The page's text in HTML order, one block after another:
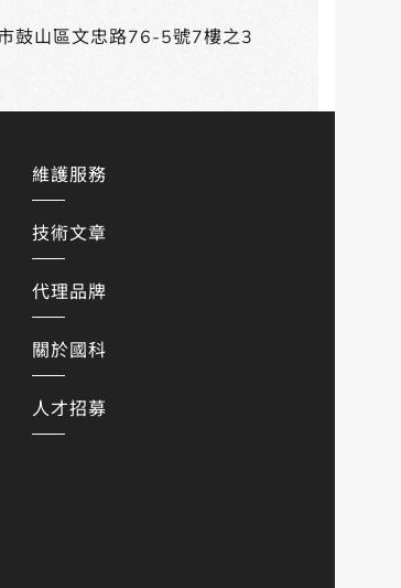
鼓山區文忠路76-5號7樓之3
維護服務
技術文章
代理品牌
關於國科
人才招募